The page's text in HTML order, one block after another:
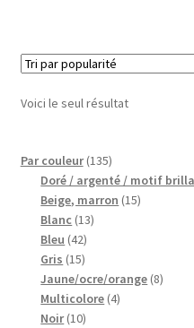
Voici le seul résultat
Par couleur 135135
produits
Doré / argenté / motif
Beige, marron 1515
Blanc 1313
Bleu 4242
produits
Gris 1515
produits
Jaune/ocre/orange 88
Multicolore 44
Noir 1010